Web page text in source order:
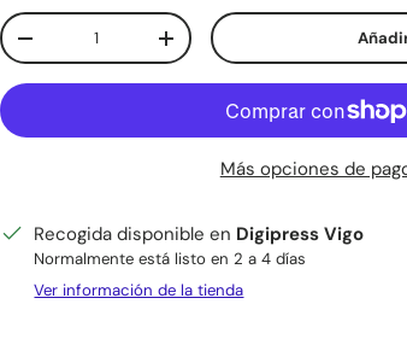
Cant.
Disminuir cantidadAumentar la cantidad
Más opciones de
Recogida disponible en Digipress Vigo
Normalmente está listo en 2 a 4 días
Ver información de la tienda